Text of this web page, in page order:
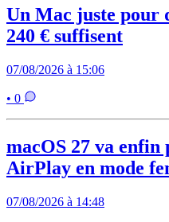
Un Mac juste pour
240 € suffisent
07/08/2026 à 15:06
• 0
macOS 27 va
AirPlay en mode
07/08/2026 à 14:48